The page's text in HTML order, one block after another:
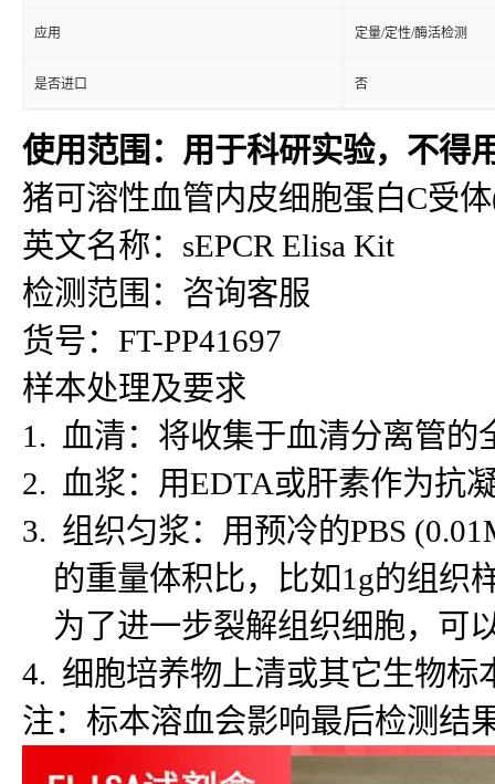
应用 定量/定性/酶活检测
是否进口 否
使用范围：用于科研实验，不得
猪可溶性血管内皮细胞蛋白C受体
英文名称：sEPCR Elisa Kit
检测范围：咨询客服
货号：FT-PP41697
样本处理及要求
1. 血清：将收集于血清分离管
2. 血浆：用EDTA或肝素作为抗
3. 组织匀浆：用预冷的PBS
的重量体积比，比如1g的组织
为了进一步裂解组织细胞，可
4. 细胞培养物上清或其它生物
注：标本溶血会影响最后检测结